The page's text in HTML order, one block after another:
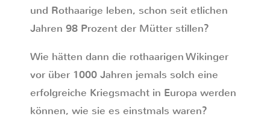
und Rothaarige leben, schon seit etlichen
Jahren 98 Prozent der Mütter stillen?
Wie hätten dann die rothaarigen Wikinger
vor über 1000 Jahren jemals solch eine
erfolgreiche Kriegsmacht in Europa werden
können, wie sie es einstmals waren?